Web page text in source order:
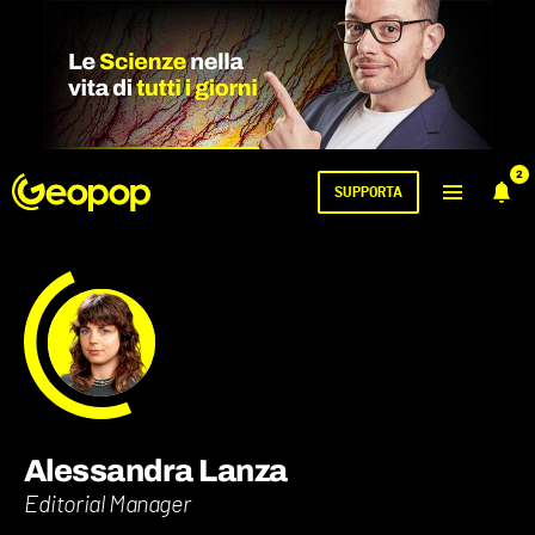
2
SUPPORTA
Alessandra Lanza
Editorial Manager